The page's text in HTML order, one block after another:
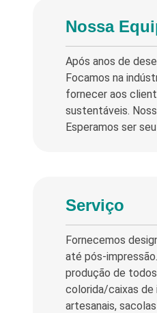
Nossa
Após anos de
Focamos na
fornecer aos
sustentáveis.
Esperamos ser
Serviço
Fornecemos
até pós-
produção de
colorida/caixas de
artesanais,